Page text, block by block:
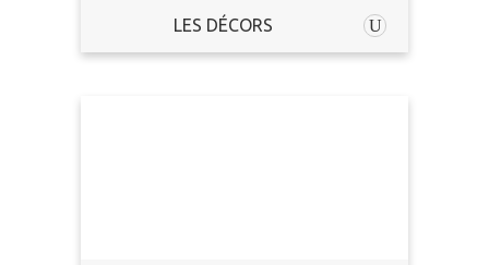
LES DÉCORS